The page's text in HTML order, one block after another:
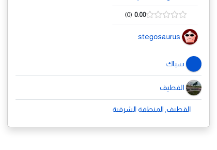
0.00
0
stegosaurus
سباك
القطيف
القطيف, المنطقة الشرقية